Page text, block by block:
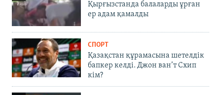
Қырғызстанда балаларды ұрған
ер адам қамалды
СПОРТ
Қазақстан құрамасына шетелдік
бапкер келді. Джон ван’т Схип
кім?